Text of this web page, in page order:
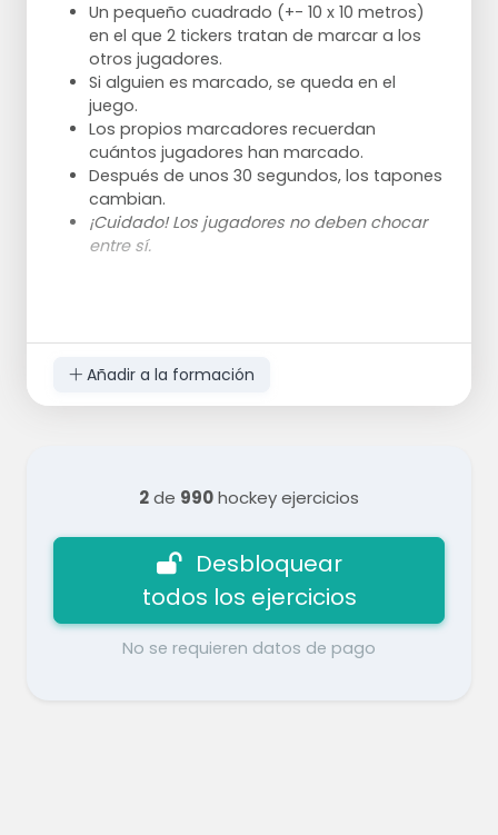
Un pequeño cuadrado (+- 10 x 10 metros)
en el que 2 tickers tratan de marcar a los
otros jugadores.
Si alguien es marcado, se queda en el
juego.
Los propios marcadores recuerdan
cuántos jugadores han marcado.
Después de unos 30 segundos, los tapones
cambian.
¡Cuidado! Los jugadores no deben chocar
entre sí.
Añadir a la formación
2de 990hockey ejercicios
Desbloquear
todos los ejercicios
No se requieren datos de pago